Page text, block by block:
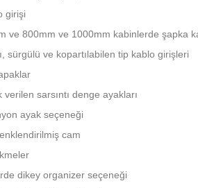
girişi
ve 800mm ve 1000mm kabinlerde şapka
sürgülü ve kopartılabilen tip kablo girişleri
sarsıntı denge ayakları
ayak seçeneği
cam
dikey organizer seçeneği